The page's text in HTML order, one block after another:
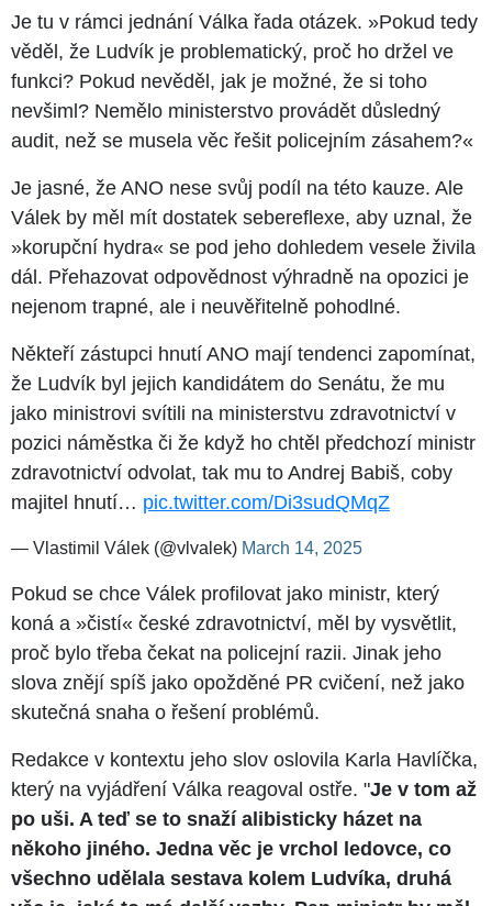
Je tu v rámci jednání Válka řada otázek. »Pokud tedy
věděl, že Ludvík je problematický, proč ho držel ve
funkci? Pokud nevěděl, jak je možné, že si toho
nevšiml? Nemělo ministerstvo provádět důsledný
audit, než se musela věc řešit policejním zásahem?«
Je jasné, že ANO nese svůj podíl na této kauze. Ale
Válek by měl mít dostatek sebereflexe, aby uznal, že
»korupční hydra« se pod jeho dohledem vesele živila
dál. Přehazovat odpovědnost výhradně na opozici je
nejenom trapné, ale i neuvěřitelně pohodlné.
Někteří zástupci hnutí ANO mají tendenci zapomínat,
že Ludvík byl jejich kandidátem do Senátu, že mu
jako ministrovi svítili na ministerstvu zdravotnictví v
pozici náměstka či že když ho chtěl předchozí ministr
zdravotnictví odvolat, tak mu to Andrej Babiš, coby
majitel hnutí… pic.twitter.com/Di3sudQMqZ
— Vlastimil Válek (@vlvalek) March 14, 2025
Pokud se chce Válek profilovat jako ministr, který
koná a »čistí« české zdravotnictví, měl by vysvětlit,
proč bylo třeba čekat na policejní razii. Jinak jeho
slova znějí spíš jako opožděné PR cvičení, než jako
skutečná snaha o řešení problémů.
Redakce v kontextu jeho slov oslovila Karla Havlíčka,
který na vyjádření Válka reagoval ostře. "Je v tom až
po uši. A teď se to snaží alibisticky házet na
někoho jiného. Jedna věc je vrchol ledovce, co
všechno udělala sestava kolem Ludvíka, druhá